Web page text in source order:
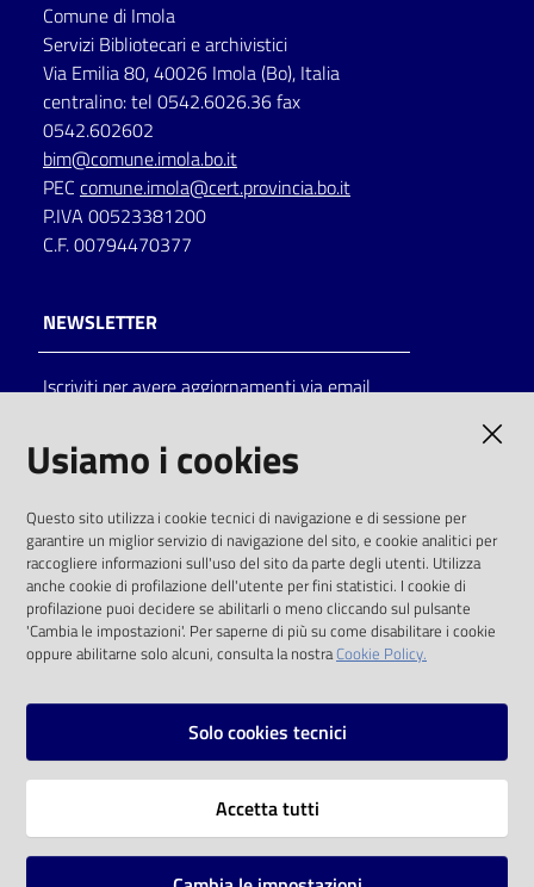
Seguici
su
Catalogo
Eventi
Chiedi al
bibliotecario
Avvisi
Comune di Imola
Servizi Bibliotecari e archivistici
Via Emilia 80, 40026 Imola (Bo), Italia
centralino: tel 0542.6026.36 fax
0542.602602
bim@comune.imola.bo.it
PEC comune.imola@cert.provincia.bo.it
P.IVA 00523381200
C.F. 00794470377
NEWSLETTER
Iscriviti per avere aggiornamenti via email
solo alle condizioni previste dalla direttiva
comunitaria 2003/98/CE e dal d.lgs. 36/2006
SOCIAL
Instagram
Vai alla pagina
Usiamo i cookies
Questo sito utilizza i cookie tecnici di navigazione e di sessione per
garantire un miglior servizio di navigazione del sito, e cookie analitici per
raccogliere informazioni sull'uso del sito da parte degli utenti. Utilizza
anche cookie di profilazione dell'utente per fini statistici. I cookie di
profilazione puoi decidere se abilitarli o meno cliccando sul pulsante
'Cambia le impostazioni'. Per saperne di più su come disabilitare i cookie
oppure abilitarne solo alcuni, consulta la nostraCookie Policy.
Solo cookies tecnici
Accetta tutti